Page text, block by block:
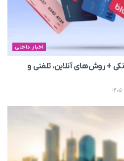
اخبار داخلی
+ روش‌های آنلاین، تلفنی و